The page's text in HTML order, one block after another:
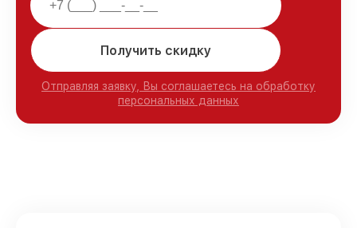
Получить скидку
Отправляя заявку, Вы соглашаетесь на обработку
персональных данных